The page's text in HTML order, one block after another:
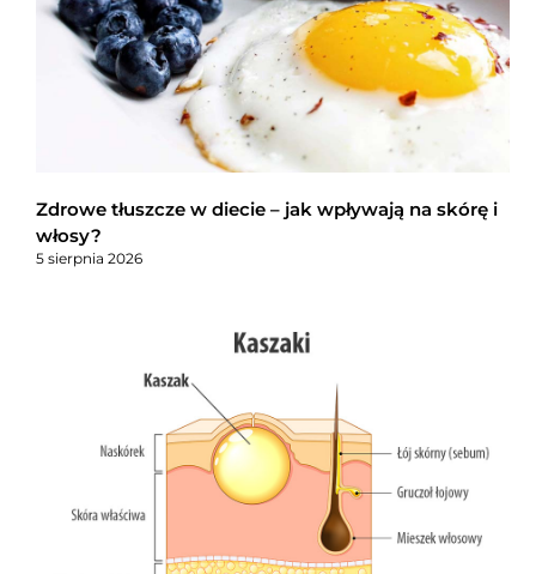
Zdrowe tłuszcze w diecie – jak wpływają na skórę i
włosy?
5 sierpnia 2026